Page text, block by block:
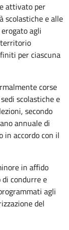
attivato per
scolastiche e alle
agli
per ciascuna
corse
scolastiche e
secondo
annuale di
in accordo con il
in affido
di condurre e
agli
del